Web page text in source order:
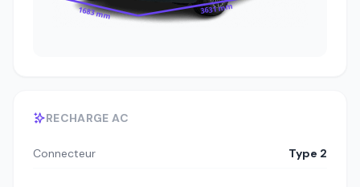
1683 mm 3631 mm
RECHARGE AC
Connecteur Type 2